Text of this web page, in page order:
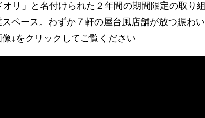
リ」と名付けられた２年間の期間限定の取り組
ペース。わずか７軒の屋台風店舗が放つ賑わい
↓をクリックしてご覧ください